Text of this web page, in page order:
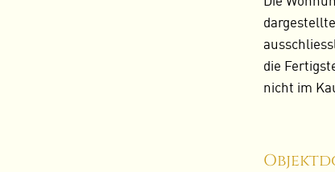
die
nicht im